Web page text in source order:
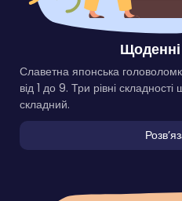
Славетна японська
від 1 до 9. Три рівні
складний.